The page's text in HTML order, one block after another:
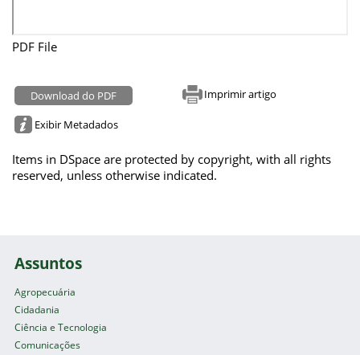
PDF File
Download do PDF Imprimir artigo
Exibir Metadados
Items in DSpace are protected by copyright, with all rights
reserved, unless otherwise indicated.
Assuntos
Agropecuária
Cidadania
Ciência e Tecnologia
Comunicações